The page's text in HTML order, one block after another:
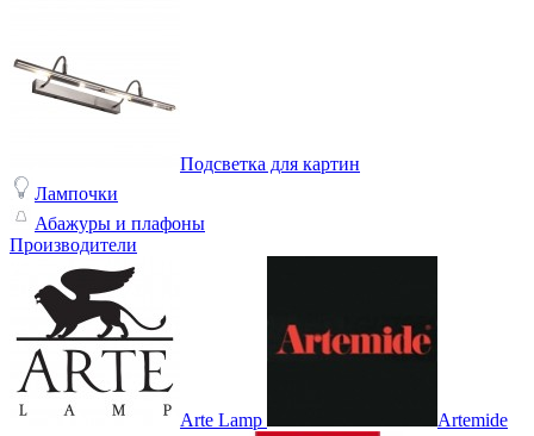
Подсветка для картин
Лампочки
Абажуры и плафоны
Производители
Arte Lamp Artemide